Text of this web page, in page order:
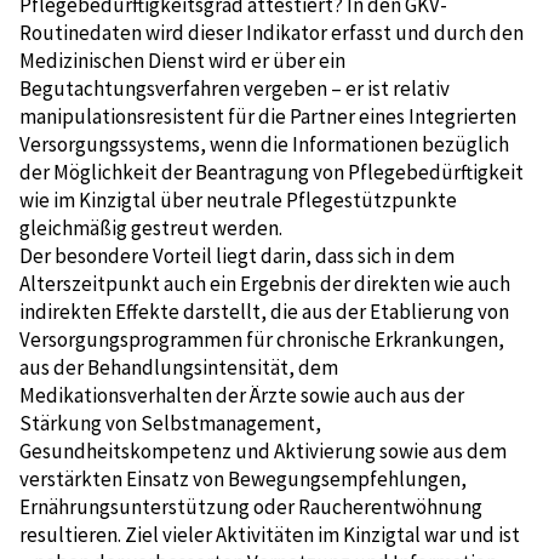
Routinedaten wird dieser Indikator erfasst und durch den
Medizinischen Dienst wird er über ein
Begutachtungsverfahren vergeben – er ist relativ
manipulationsresistent für die Partner eines Integrierten
Versorgungssystems, wenn die Informationen bezüglich
der Möglichkeit der Beantragung von Pflegebedürftigkeit
wie im Kinzigtal über neutrale Pflegestützpunkte
gleichmäßig gestreut werden.
Der besondere Vorteil liegt darin, dass sich in dem
Alterszeitpunkt auch ein Ergebnis der direkten wie auch
indirekten Effekte darstellt, die aus der Etablierung von
Versorgungsprogrammen für chronische Erkrankungen,
aus der Behandlungsintensität, dem
Medikationsverhalten der Ärzte sowie auch aus der
Stärkung von Selbstmanagement,
Gesundheitskompetenz und Aktivierung sowie aus dem
verstärkten Einsatz von Bewegungsempfehlungen,
Ernährungsunterstützung oder Raucherentwöhnung
resultieren. Ziel vieler Aktivitäten im Kinzigtal war und ist